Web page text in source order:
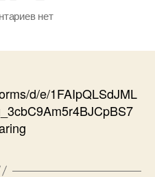
к
Россия
—
2024»
нет
d/e/1FAIpQLSdJML